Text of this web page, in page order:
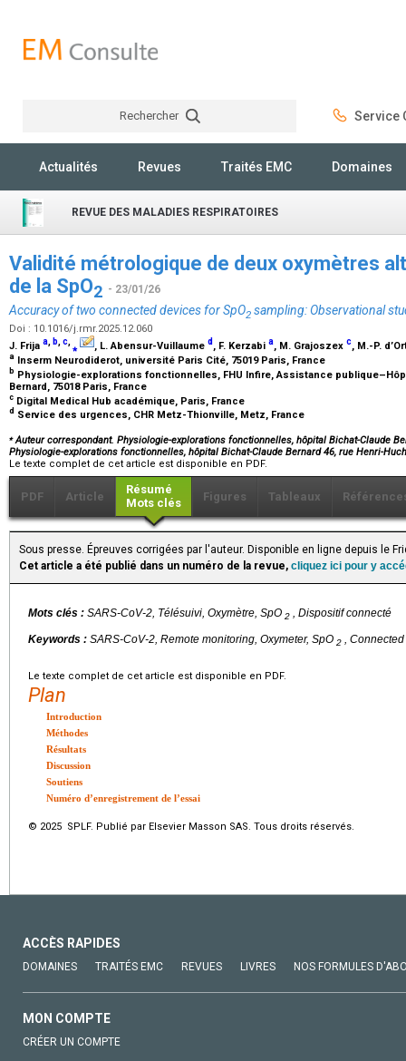
Rechercher Service
Actualités Revues Traités EMC Domaines
REVUE DES MALADIES RESPIRATOIRES
Validité métrologique de deux oxymètres
de la SpO2 - 23/01/26
Accuracy of two connected devices for SpO2 sampling: Observational
Doi : 10.1016/j.rmr.2025.12.060
J. Frija a, b,c,⁎ , L. Abensur-Vuillaume d , F. Kerzabi a, M. Grajoszex c, M.-P.
a Inserm Neurodiderot, université Paris Cité, 75019 Paris, France
b Physiologie-explorations fonctionnelles, FHU Infire, Assistance
Bernard, 75018 Paris, France
c Digital Medical Hub académique, Paris, France
d Service des urgences, CHR Metz-Thionville, Metz, France
⁎Auteur correspondant. Physiologie-explorations fonctionnelles, hôpital Bichat-Claude
Physiologie-explorations fonctionnelles, hôpital Bichat-Claude Bernard 46, rue Henri-
Le texte complet de cet article est disponible en PDF.
PDF Article
Résumé
Mots clés
Figures Tableaux
Sous presse. Épreuves corrigées par l'auteur. Disponible en ligne depuis le
Cet article a été publié dans un numéro de la revue, cliquez ici pour y
Mots clés : SARS-CoV-2, Télésuivi, Oxymètre, SpO 2 , Dispositif connecté
Keywords : SARS-CoV-2, Remote monitoring, Oxymeter, SpO 2 ,
Le texte complet de cet article est disponible en PDF.
Plan
Introduction
Méthodes
Résultats
Discussion
Soutiens
Numéro d’enregistrement de l’essai
© 2025 SPLF. Publié par Elsevier Masson SAS. Tous droits réservés.
ACCÈS RAPIDES
DOMAINES TRAITÉS EMC REVUES LIVRES NOS FORMULES
MON COMPTE
CRÉER UN COMPTE